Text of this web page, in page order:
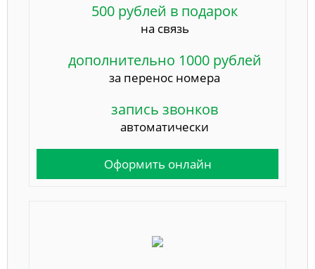
500 рублей в подарок
на связь
дополнительно 1000 рублей
за перенос номера
запись звонков
автоматически
Оформить онлайн